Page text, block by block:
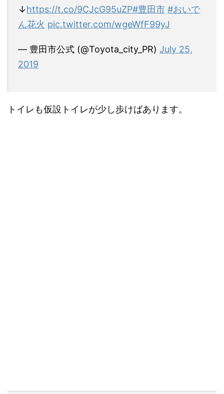
↓https://t.co/9CJcG95uZP#豊田市 #おいで
ん花火 pic.twitter.com/wgeWfF99yJ
— 豊田市公式 (@Toyota_city_PR) July 25,
2019
トイレも仮設トイレが少し歩けばあります。